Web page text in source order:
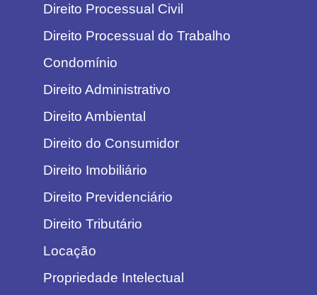
Direito Processual Civil
Direito Processual do Trabalho
Condomínio
Direito Administrativo
Direito Ambiental
Direito do Consumidor
Direito Imobiliário
Direito Previdenciário
Direito Tributário
Locação
Propriedade Intelectual